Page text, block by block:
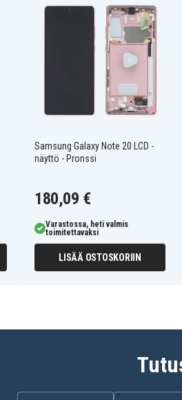
Samsung Galaxy Note 20 LCD -
näyttö - Pronssi
180,09 €
Varastossa, heti valmis
toimitettavaksi
LISÄÄ OSTOSKORIIN